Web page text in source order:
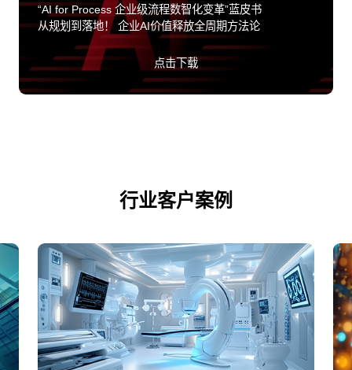
“AI for Process 企业级流程数智化变革”蓝皮书
从规划到落地！ 企业AI价值释放全周期方法论
点击下载
行业客户案例